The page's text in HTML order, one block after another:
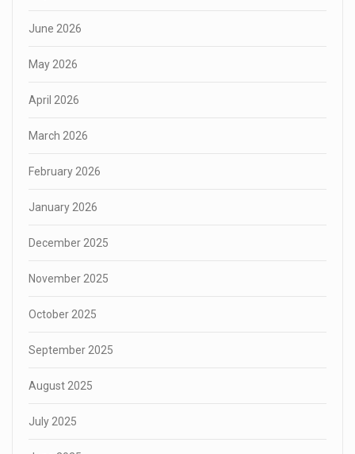
June 2026
May 2026
April 2026
March 2026
February 2026
January 2026
December 2025
November 2025
October 2025
September 2025
August 2025
July 2025